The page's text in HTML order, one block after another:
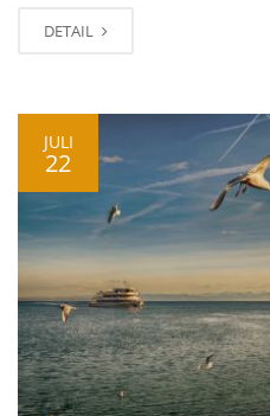
DETAIL
JULI
22